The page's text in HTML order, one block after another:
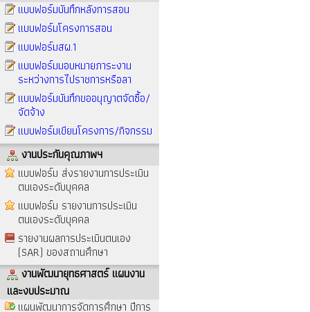
แบบฟอร์มบันทึกหลังการสอน
แบบฟอร์มโครงการสอน
แบบฟอร์มสผ.1
แบบฟอร์มมอบหมายภาระงาน
ระหว่างการไปราชการหรือลา
แบบฟอร์มบันทึกขออนุญาตจัดซื้อ/
จัดจ้าง
แบบฟอร์มเขียนโครงการ/กิจกรรม
งานประกันคุณภาพฯ
แบบฟอร์ม ส่งรายงานการประเมิน
ตนเองระดับบุคคล
แบบฟอร์ม รายงานการประเมิน
ตนเองระดับบุคคล
รายงานผลการประเมินตนเอง
(SAR) ของสถานศึกษา
งานพัฒนายุทธศาสตร์ แผนงาน
และงบประมาณ
แผนพัฒนาการจัดการศึกษา ปีการ